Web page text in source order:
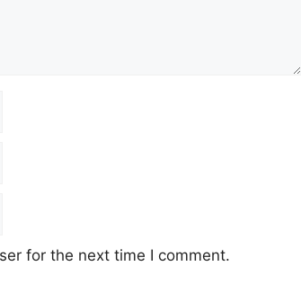
for the next time I comment.